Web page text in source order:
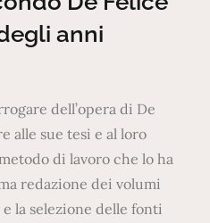
anni
dell’opera di De
alle sue tesi e al loro
di lavoro che lo ha
redazione dei volumi
la selezione delle fonti